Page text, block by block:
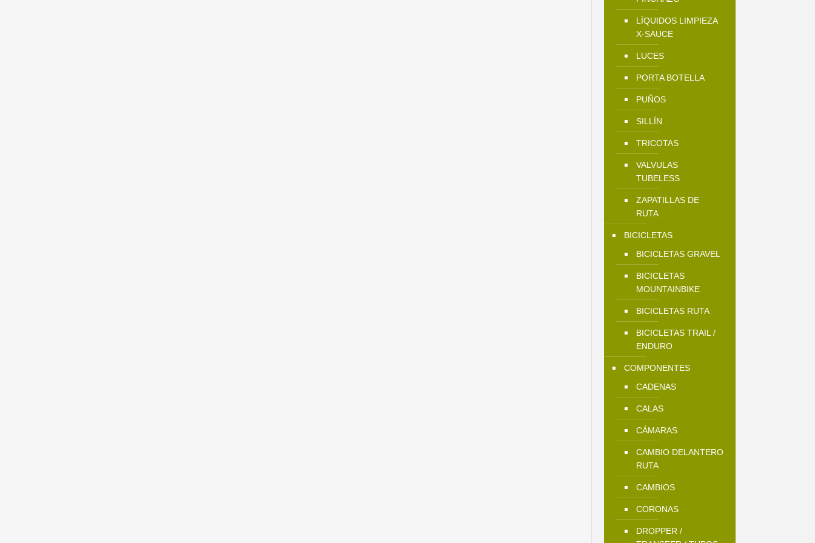
LÍQUIDOS LIMPIEZA
X-SAUCE
LUCES
PORTA BOTELLA
PUÑOS
SILLÍN
TRICOTAS
VALVULAS
TUBELESS
ZAPATILLAS DE
RUTA
BICICLETAS
BICICLETAS GRAVEL
BICICLETAS
MOUNTAINBIKE
BICICLETAS RUTA
BICICLETAS TRAIL /
ENDURO
COMPONENTES
CADENAS
CALAS
CÁMARAS
CAMBIO DELANTERO
RUTA
CAMBIOS
CORONAS
DROPPER /